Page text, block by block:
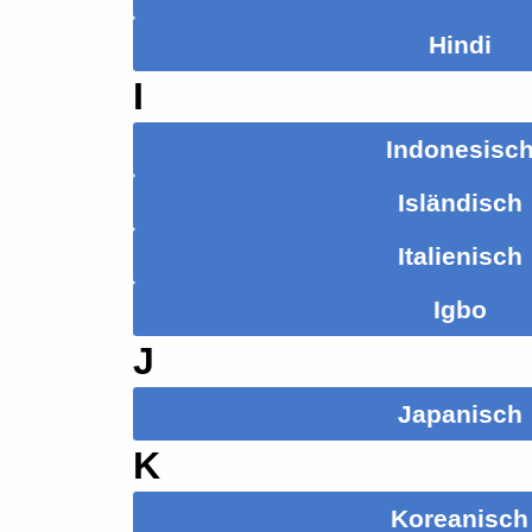
Hindi
I
Indonesisch
Isländisch
Italienisch
Igbo
J
Japanisch
K
Koreanisch